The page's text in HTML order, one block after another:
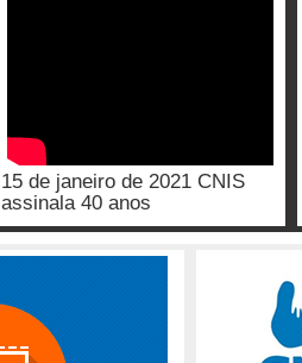
15 de janeiro de 2021 CNIS
assinala 40 anos